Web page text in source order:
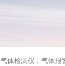
气体检测仪，气体报